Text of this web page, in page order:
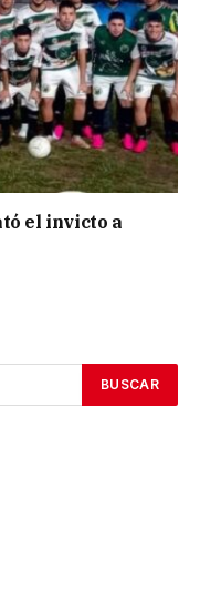
el invicto a